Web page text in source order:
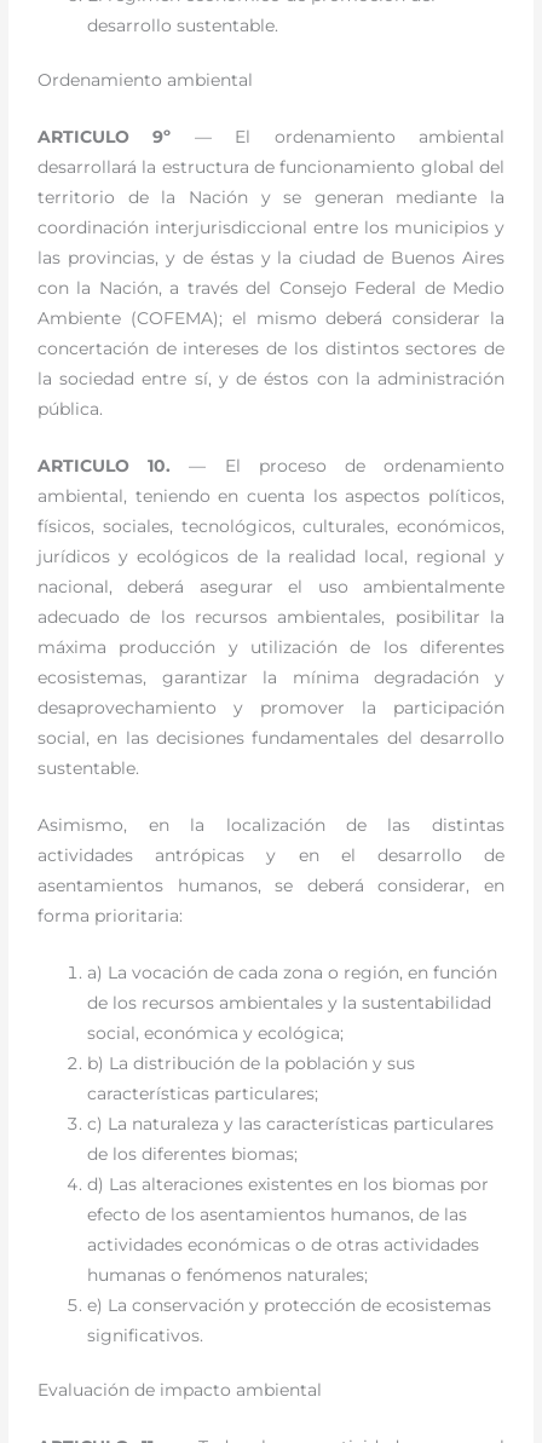
desarrollo sustentable.
Ordenamiento ambiental
ARTICULO 9º — El ordenamiento ambiental
desarrollará la estructura de funcionamiento global del
territorio de la Nación y se generan mediante la
coordinación interjurisdiccional entre los municipios y
las provincias, y de éstas y la ciudad de Buenos Aires
con la Nación, a través del Consejo Federal de Medio
Ambiente (COFEMA); el mismo deberá considerar la
concertación de intereses de los distintos sectores de
la sociedad entre sí, y de éstos con la administración
pública.
ARTICULO 10.— El proceso de ordenamiento
ambiental, teniendo en cuenta los aspectos políticos,
físicos, sociales, tecnológicos, culturales, económicos,
jurídicos y ecológicos de la realidad local, regional y
nacional, deberá asegurar el uso ambientalmente
adecuado de los recursos ambientales, posibilitar la
máxima producción y utilización de los diferentes
ecosistemas, garantizar la mínima degradación y
desaprovechamiento y promover la participación
social, en las decisiones fundamentales del desarrollo
sustentable.
Asimismo, en la localización de las distintas
actividades antrópicas y en el desarrollo de
asentamientos humanos, se deberá considerar, en
forma prioritaria:
a) La vocación de cada zona o región, en función
de los recursos ambientales y la sustentabilidad
social, económica y ecológica;
b) La distribución de la población y sus
características particulares;
c) La naturaleza y las características particulares
de los diferentes biomas;
d) Las alteraciones existentes en los biomas por
efecto de los asentamientos humanos, de las
actividades económicas o de otras actividades
humanas o fenómenos naturales;
e) La conservación y protección de ecosistemas
significativos.
Evaluación de impacto ambiental